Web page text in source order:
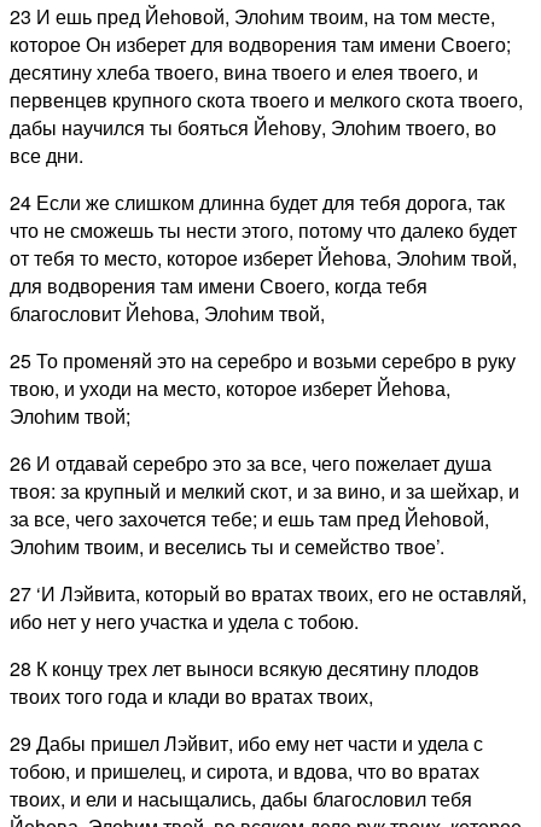
23 И ешь пред Йеhовой, Элоhим твоим, на том месте,
которое Он изберет для водворения там имени Своего;
десятину хлеба твоего, вина твоего и елея твоего, и
первенцев крупного скота твоего и мелкого скота твоего,
дабы научился ты бояться Йеhову, Элоhим твоего, во
все дни.
24 Если же слишком длинна будет для тебя дорога, так
что не сможешь ты нести этого, потому что далеко будет
от тебя то место, которое изберет Йеhова, Элоhим твой,
для водворения там имени Своего, когда тебя
благословит Йеhова, Элоhим твой,
25 То променяй это на серебро и возьми серебро в руку
твою, и уходи на место, которое изберет Йеhова,
Элоhим твой;
26 И отдавай серебро это за все, чего пожелает душа
твоя: за крупный и мелкий скот, и за вино, и за шейхар, и
за все, чего захочется тебе; и ешь там пред Йеhовой,
Элоhим твоим, и веселись ты и семейство твое’.
27 ‘И Лэйвита, который во вратах твоих, его не оставляй,
ибо нет у него участка и удела с тобою.
28 К концу трех лет выноси всякую десятину плодов
твоих того года и клади во вратах твоих,
29 Дабы пришел Лэйвит, ибо ему нет части и удела с
тобою, и пришелец, и сирота, и вдова, что во вратах
твоих, и ели и насыщались, дабы благословил тебя